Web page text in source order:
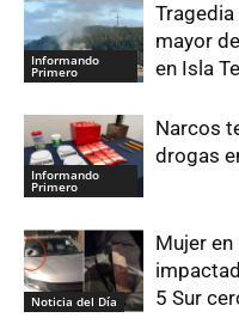
Informando
Primero
mayor
en Isla
Informando
Primero
Narcos
drogas
Noticia del Día
Mujer
5 Sur